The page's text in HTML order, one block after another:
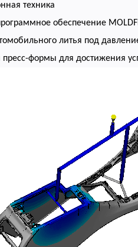
техника
обеспечение
литья под
пресс-формы для достижения